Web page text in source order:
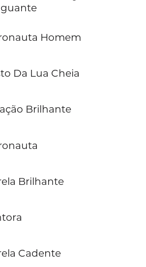
Homem
Da Lua Cheia
Brilhante
Brilhante
Cadente